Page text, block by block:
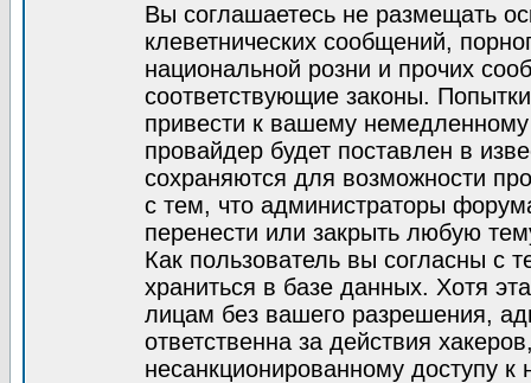
Вы соглашаетесь не размещать
клеветнических сообщений,
национальной розни и прочих
соответствующие законы.
привести к вашему
провайдер будет поставлен в
сохраняются для возможности
с тем, что администраторы
перенести или закрыть любую
Как пользователь вы согласны с
храниться в базе данных. Хотя
лицам без вашего разрешения,
ответственна за действия
несанкционированному доступу к